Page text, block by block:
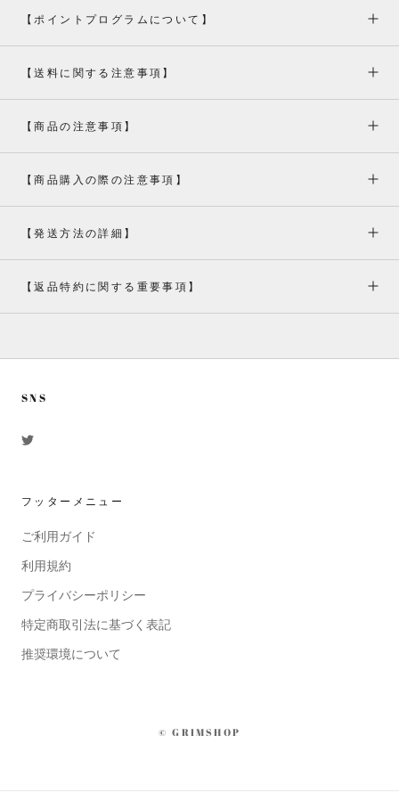
【ポイントプログラムについて】
【送料に関する注意事項】
【商品の注意事項】
【商品購入の際の注意事項】
【発送方法の詳細】
【返品特約に関する重要事項】
SNS
フッターメニュー
ご利用ガイド
利用規約
プライバシーポリシー
特定商取引法に基づく表記
推奨環境について
© GRIMSHOP